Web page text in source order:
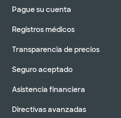
Pague su cuenta
Registros médicos
Transparencia de precios
Seguro aceptado
Asistencia financiera
Directivas avanzadas